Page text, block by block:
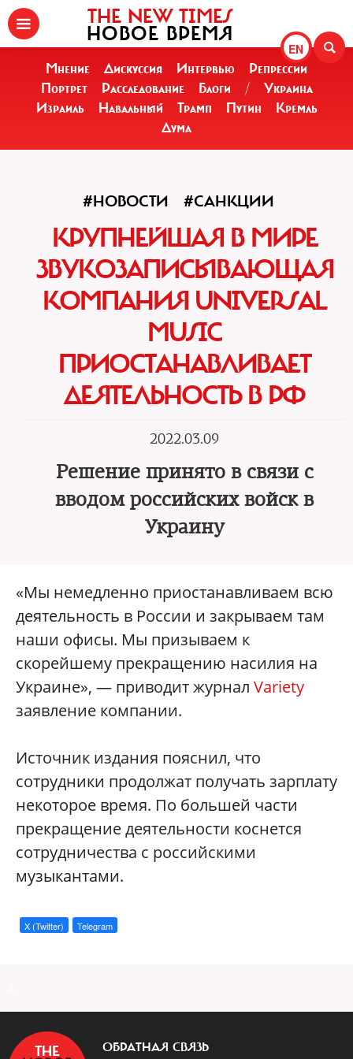
EN
THE NEW TIMES
НОВОЕ ВРЕМЯ
Мнение Дискуссия Интервью
Репрессии
Портрет
Расследование Блоги /
Украина
Израиль
Навальный Трамп Путин
Кремль
Дума
#НОВОСТИ #САНКЦИИ
КРУПНЕЙШАЯ В МИРЕ
ЗВУКОЗАПИСЫВАЮЩАЯ
КОМПАНИЯ UNIVERSAL
MUSIC
ПРИОСТАНАВЛИВАЕТ
ДЕЯТЕЛЬНОСТЬ В РФ
2022.03.09
Решение принято в связи с
вводом российских войск в
Украину
«Мы немедленно приостанавливаем всю
деятельность в России и закрываем там
наши офисы. Мы призываем к
скорейшему прекращению насилия на
Украине», — приводит журнал Variety
заявление компании.
Источник издания пояснил, что
сотрудники продолжат получать зарплату
некоторое время. По большей части
прекращение деятельности коснется
сотрудничества с российскими
музыкантами.
X (Twitter) Telegram
ОБРАТНАЯ СВЯЗЬ